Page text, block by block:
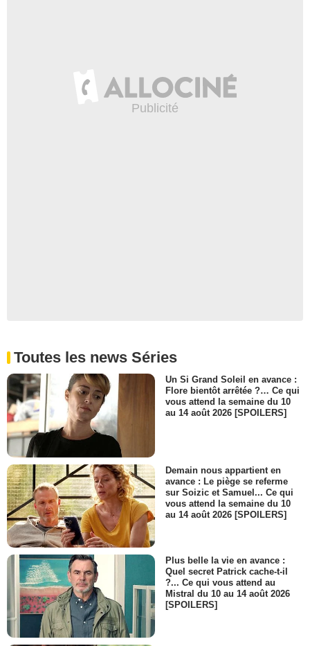
Toutes les news Séries
Un Si Grand Soleil en avance :
Flore bientôt arrêtée ?… Ce qui
vous attend la semaine du 10
au 14 août 2026 [SPOILERS]
Demain nous appartient en
avance : Le piège se referme
sur Soizic et Samuel... Ce qui
vous attend la semaine du 10
au 14 août 2026 [SPOILERS]
Plus belle la vie en avance :
Quel secret Patrick cache-t-il
?... Ce qui vous attend au
Mistral du 10 au 14 août 2026
[SPOILERS]